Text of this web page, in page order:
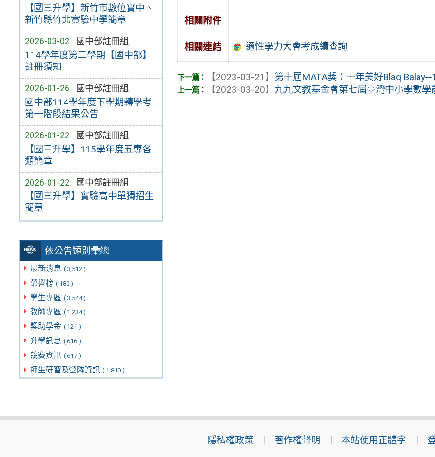
【國三升學】新竹市數位實中、
新竹縣竹北實驗中學簡章
2026-03-02 國中部註冊組
114學年度第二學期【國中部】
註冊須知
2026-01-26 國中部註冊組
國中部114學年度下學期轉學考
第一階段結果公告
2026-01-22 國中部註冊組
【國三升學】115學年度五專各
類簡章
2026-01-22 國中部註冊組
【國三升學】實驗高中單獨招生
簡章
依公告類別彙總
最新消息 ( 3,512 )
榮譽榜 ( 180 )
學生專區 ( 3,544 )
教師專區 ( 1,234 )
獎助學金 ( 121 )
升學訊息 ( 616 )
競賽資訊 ( 617 )
師生研習及營隊資訊 ( 1,810 )
相關附件
相關連結 適性學力大會考成績查詢
【2023-03-21】 第十屆MATA獎：十年美好Blaq
【2023-03-20】 九九文教基金會第七屆臺灣中小學數
隱私權政策 著作權聲明 本站使用正體字